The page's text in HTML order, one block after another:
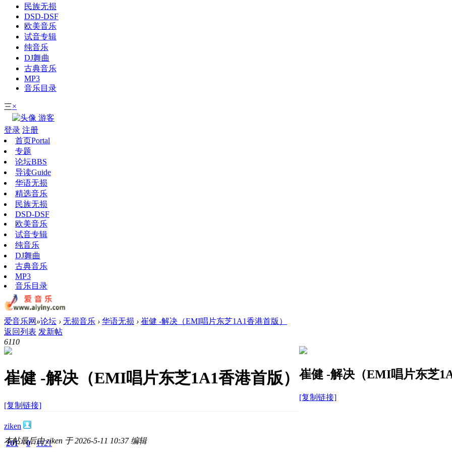
民族无损
DSD-DSF
欧美音乐
试音专辑
纯音乐
DJ舞曲
古典音乐
MP3
音乐目录
三×
游客
登录 注册
首页Portal
专题
论坛BBS
导读Guide
华语无损
精选音乐
民族无损
DSD-DSF
欧美音乐
试音专辑
纯音乐
DJ舞曲
古典音乐
MP3
音乐目录
爱音乐网 »论坛 › 无损音乐 › 华语无损 › 崔健 -解决（EMI唱片东芝1A1香港首版）
返回列表 发新帖
6110
崔健 -解决（EMI唱片东芝1A1香港首版）
[复制链接]
崔健 -解决（EMI唱片东芝
[复制链接]
ziken
201
0 1121
本帖最后由 ziken 于 2026-5-11 10:37 编辑